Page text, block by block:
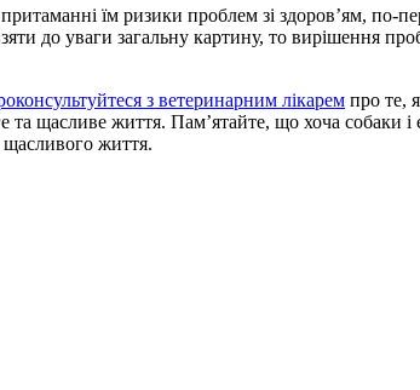
їм ризики проблем зі здоров’ям,
до уваги загальну картину, то вирішення
з ветеринарним лікарем про те,
щасливе життя. Пам’ятайте, що хоча собаки
щасливого життя.